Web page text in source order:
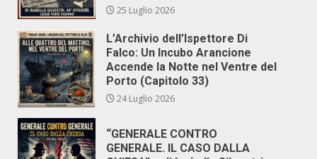
25 Luglio 2026
L’Archivio dell’Ispettore Di
Falco: Un Incubo Arancione
Accende la Notte nel Ventre del
Porto (Capitolo 33)
24 Luglio 2026
“GENERALE CONTRO
GENERALE. IL CASO DALLA